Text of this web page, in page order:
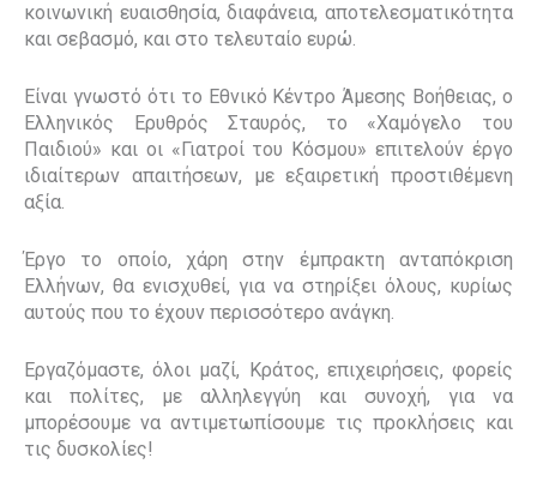
κοινωνική ευαισθησία, διαφάνεια, αποτελεσματικότητα
και σεβασμό, και στο τελευταίο ευρώ.
Είναι γνωστό ότι το Εθνικό Κέντρο Άμεσης Βοήθειας, ο
Ελληνικός Ερυθρός Σταυρός, το «Χαμόγελο του
Παιδιού» και οι «Γιατροί του Κόσμου» επιτελούν έργο
ιδιαίτερων απαιτήσεων, με εξαιρετική προστιθέμενη
αξία.
Έργο το οποίο, χάρη στην έμπρακτη ανταπόκριση
Ελλήνων, θα ενισχυθεί, για να στηρίξει όλους, κυρίως
αυτούς που το έχουν περισσότερο ανάγκη.
Εργαζόμαστε, όλοι μαζί, Κράτος, επιχειρήσεις, φορείς
και πολίτες, με αλληλεγγύη και συνοχή, για να
μπορέσουμε να αντιμετωπίσουμε τις προκλήσεις και
τις δυσκολίες!